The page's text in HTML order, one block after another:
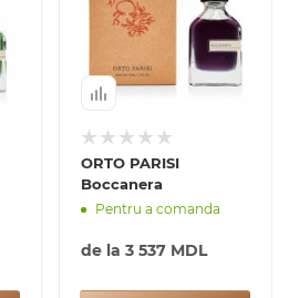
ORTO PARISI
Boccanera
Pentru a comanda
de la 3 537 MDL